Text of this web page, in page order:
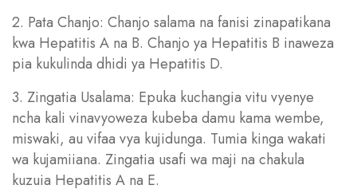
2. Pata Chanjo: Chanjo salama na fanisi zinapatikana
kwa Hepatitis A na B. Chanjo ya Hepatitis B inaweza
pia kukulinda dhidi ya Hepatitis D.
3. Zingatia Usalama: Epuka kuchangia vitu vyenye
ncha kali vinavyoweza kubeba damu kama wembe,
miswaki, au vifaa vya kujidunga. Tumia kinga wakati
wa kujamiiana. Zingatia usafi wa maji na chakula
kuzuia Hepatitis A na E.